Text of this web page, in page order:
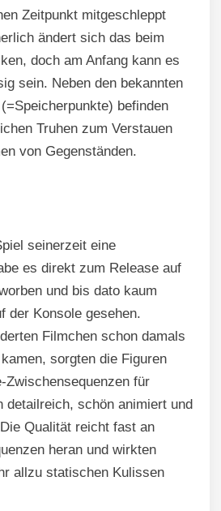
Zeitpunkt mitgeschleppt
ändert sich das beim
doch am Anfang kann es
sein. Neben den bekannten
befinden
Truhen zum Verstauen
von Gegenständen.
seinerzeit eine
es direkt zum Release auf
und bis dato kaum
der Konsole gesehen.
Filmchen schon damals
sorgten die Figuren
Zwischensequenzen für
detailreich, schön animiert und
Qualität reicht fast an
heran und wirkten
allzu statischen Kulissen